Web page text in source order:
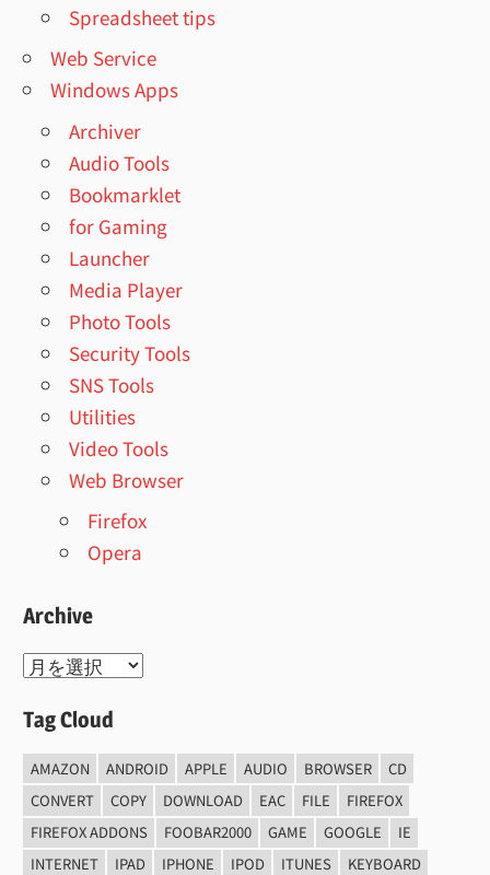
Spreadsheet tips
Web Service
Windows Apps
Archiver
Audio Tools
Bookmarklet
for Gaming
Launcher
Media Player
Photo Tools
Security Tools
SNS Tools
Utilities
Video Tools
Web Browser
Firefox
Opera
Archive
Archive
Tag Cloud
AMAZON ANDROID APPLE AUDIO BROWSER
CD
CONVERT
COPY DOWNLOAD EAC FILE
FIREFOX
FIREFOX ADDONS
FOOBAR2000 GAME GOOGLE
IE
INTERNET
IPAD IPHONE IPOD ITUNES KEYBOARD